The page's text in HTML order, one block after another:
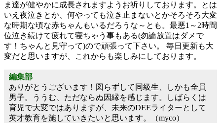
ま達が健やかに成長されますようお祈りしております。とは
いえ夜泣きとか、何やっても泣き止まないとかそろそろ大変
な時期な頃な赤ちゃんもいるだろうな～とも。最悪1～2時間
位泣き続けて疲れて寝ちゃう事もある(勿論放置はダメで
す！ちゃんと見守って)ので頑張って下さい。 毎日更新も大
変だと思いますが、これからも楽しみにしております。
編集部
ありがとうございます！図らずして同級生、しかも全員
男子。ううむ、ただならぬ因縁を感じます。しばらくは
育児で大変ではありますが、未来のDEEライターとして
英才教育を施していきたいと思います。（myco）